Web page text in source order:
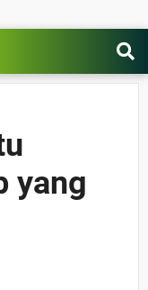
yang